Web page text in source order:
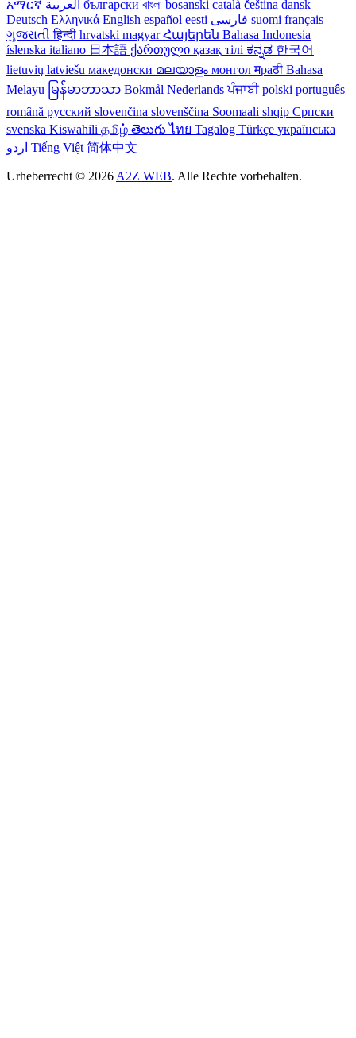
አማርኛ български বাংলা bosanski català čeština dansk
Deutsch Ελληνικά English español eesti suomi français
ગુજરાતીहिन्दी hrvatski magyarՀայերեն Bahasa Indonesia
íslenska italiano 日本語 ქართული қазақ тілі ಕನ್ನಡ 한국어
lietuvių latviešu македонски മലയാളം монголमраठी Bahasa
Melayu မြန်မာဘာသာ Bokmål Nederlandsਪੰਜਾਬੀpolski português
română русский slovenčina slovenščina Soomaali shqip Српски
svenska Kiswahili தமிழ் తెలుగుไทย Tagalog Türkçe українська
Tiếng Việt 简体中文
Urheberrecht © 2026 A2Z WEB. Alle Rechte vorbehalten.